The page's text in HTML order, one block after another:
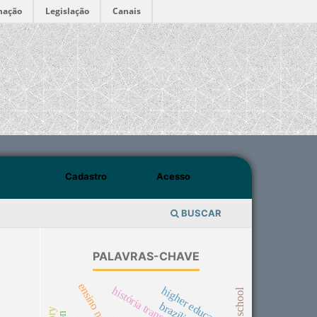
Legislação Canais
BUSCAR
Cadastro Acesso
PALAVRAS-CHAVE